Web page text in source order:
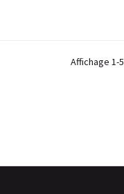
Affichage 1-